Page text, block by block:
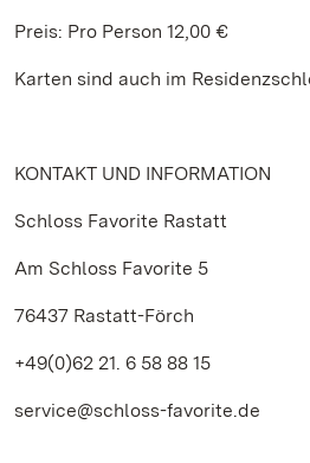
Preis: Pro Person 12,00 €
Karten sind auch im
KONTAKT UND INFORMATION
Schloss Favorite Rastatt
Am Schloss Favorite 5
76437 Rastatt-Förch
+49(0)62 21. 6 58 88 15
service@schloss-favorite.de